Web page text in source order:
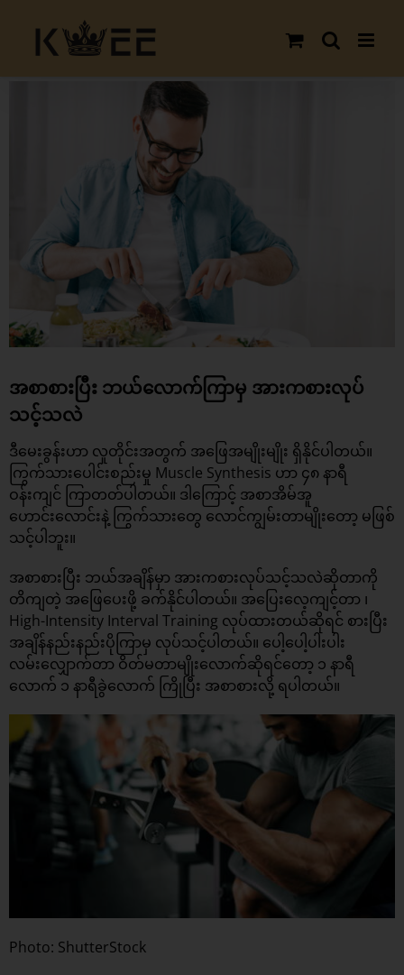
content
အစာစားပြီး ဘယ်လောက်ကြာမှ အားကစားလုပ်
သင့်သလဲ
ဒီမေးခွန်းဟာ လူတိုင်းအတွက် အဖြေအမျိုးမျိုး ရှိနိုင်ပါတယ်။
ကြွက်သားပေါင်းစည်းမှု Muscle Synthesis ဟာ ၄၈ နာရီ
ဝန်းကျင် ကြာတတ်ပါတယ်။ ဒါကြောင့် အစာအိမ်အူ
ဟောင်းလောင်းနဲ့ ကြွက်သားတွေ လောင်ကျွမ်းတာမျိုးတော့ မဖြစ်
သင့်ပါဘူး။
အစာစားပြီး ဘယ်အချိန်မှာ အားကစားလုပ်သင့်သလဲဆိုတာကို
တိကျတဲ့ အဖြေပေးဖို့ ခက်နိုင်ပါတယ်။ အပြေးလေ့ကျင့်တာ ၊
High-Intensity Interval Training လုပ်ထားတယ်ဆိုရင် စားပြီး
အချိန်နည်းနည်းပိုကြာမှ လုပ်သင့်ပါတယ်။ ပေါ့ပေါ့ပါးပါး
လမ်းလျှောက်တာ ဝိတ်မတာမျိုးလောက်ဆိုရင်တော့ ၁ နာရီ
လောက် ၁ နာရီခွဲလောက် ကြိုပြီး အစာစားလို့ ရပါတယ်။
Photo: ShutterStock